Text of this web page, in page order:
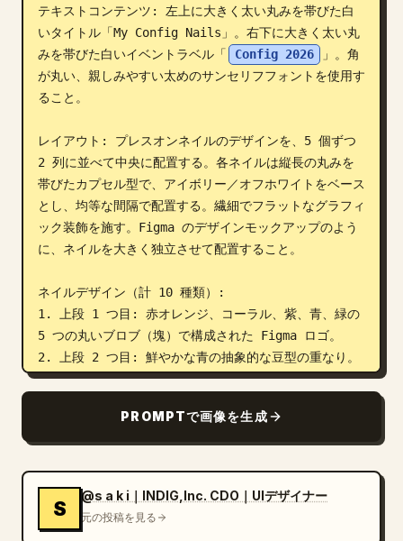
テキストコンテンツ: 左上に大きく太い丸みを帯びた白
いタイトル「My Config Nails」。右下に大きく太い丸
みを帯びた白いイベントラベル「
Config 2026
」。角
が丸い、親しみやすい太めのサンセリフフォントを使用す
ること。
レイアウト: プレスオンネイルのデザインを、5 個ずつ
2 列に並べて中央に配置する。各ネイルは縦長の丸みを
帯びたカプセル型で、アイボリー／オフホワイトをベース
とし、均等な間隔で配置する。繊細でフラットなグラフィ
ック装飾を施す。Figma のデザインモックアップのよう
に、ネイルを大きく独立させて配置すること。
ネイルデザイン（計 10 種類）:
1. 上段 1 つ目: 赤オレンジ、コーラル、紫、青、緑の
5 つの丸いブロブ（塊）で構成された Figma ロゴ。
2. 上段 2 つ目: 鮮やかな青の抽象的な豆型の重なり。
左上付近と下部付近に、クロームシルバーの球体スタッズ
3. 上段 3 つ目: 赤い縦長の丸みを帯びた長方形のラベ
ルに白い文字で「saki」。右上に小さな赤い紙飛行機ま
4. 上段 4 つ目: 中央に太い黒の波打つ縦線。右上付近
と左下付近に、クロームシルバーの球体スタッズを 1 つ
ずつ配置。
PROMPTで画像を生成
S
@s a k i｜INDIG,Inc. CDO｜UIデザイナー
元の投稿を見る